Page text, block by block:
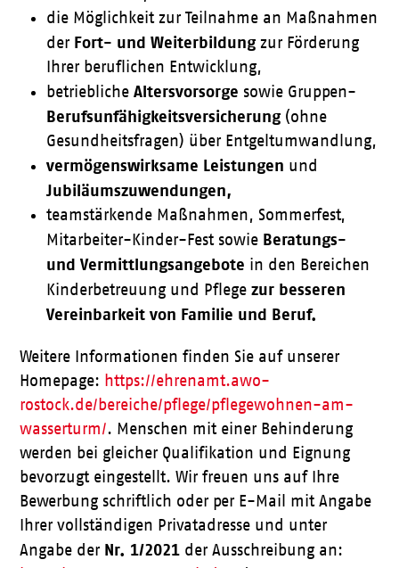
die Möglichkeit zur Teilnahme an Maßnahmen
der Fort- und Weiterbildung zur Förderung
Ihrer beruflichen Entwicklung,
betrieblicheAltersvorsorge sowie Gruppen-
Berufsunfähigkeitsversicherung (ohne
Gesundheitsfragen) über Entgeltumwandlung,
vermögenswirksame Leistungen und
Jubiläumszuwendungen,
teamstärkende Maßnahmen, Sommerfest,
Mitarbeiter-Kinder-Fest sowie Beratungs-
und Vermittlungsangebote in den Bereichen
Kinderbetreuung und Pflegezur besseren
Vereinbarkeit von Familie und Beruf.
Weitere Informationen finden Sie auf unserer
Homepage: https://ehrenamt.awo-
rostock.de/bereiche/pflege/pflegewohnen-am-
wasserturm/. Menschen mit einer Behinderung
werden bei gleicher Qualifikation und Eignung
bevorzugt eingestellt. Wir freuen uns auf Ihre
Bewerbung schriftlich oder per E-Mail mit Angabe
Ihrer vollständigen Privatadresse und unter
Angabe der Nr. 1/2021 der Ausschreibung an: